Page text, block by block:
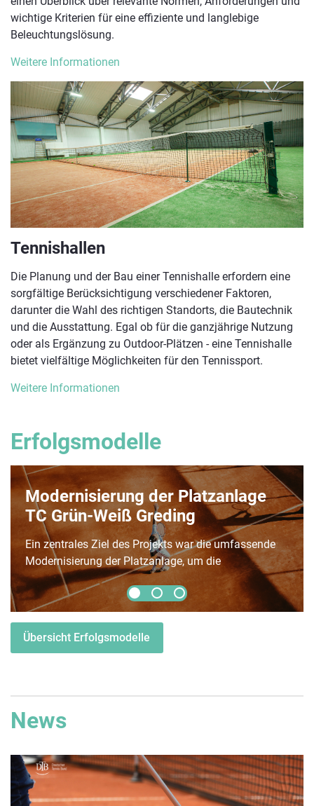
wichtige Kriterien für eine effiziente und langlebige
Beleuchtungslösung.
Weitere Informationen
Tennishallen
Die Planung und der Bau einer Tennishalle erfordern eine
sorgfältige Berücksichtigung verschiedener Faktoren,
darunter die Wahl des richtigen Standorts, die Bautechnik
und die Ausstattung. Egal ob für die ganzjährige Nutzung
oder als Ergänzung zu Outdoor-Plätzen - eine Tennishalle
bietet vielfältige Möglichkeiten für den Tennissport.
Weitere Informationen
Erfolgsmodelle
Traglufthalle
Wardenburger TC e.V.
Ganzjähriges Tennistraining durch eine zusätzliche 2-
Feld-Traglufthalle ermöglichen Attraktives Angebot
im Kinder- und Jugendsport, insbesondere
Kooperationen mit Kindergärten, Grundschulen und
weiterführenden Schulen, ganzjährig anbieten.
Nachhaltiges Engagement im Gesundheitssport
durch ganzjähriges Angebot stärken.
Übersicht Erfolgsmodelle
News